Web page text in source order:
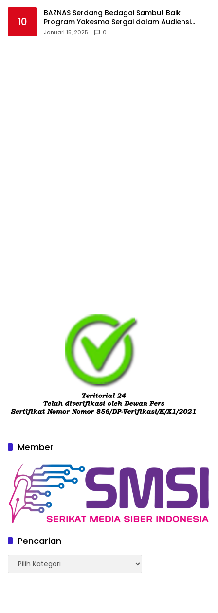
10
BAZNAS Serdang Bedagai Sambut Baik
Program Yakesma Sergai dalam Audiensi
Perkenalan Pengurus Baru
Januari 15, 2025 0
Member
Pencarian
Pencarian